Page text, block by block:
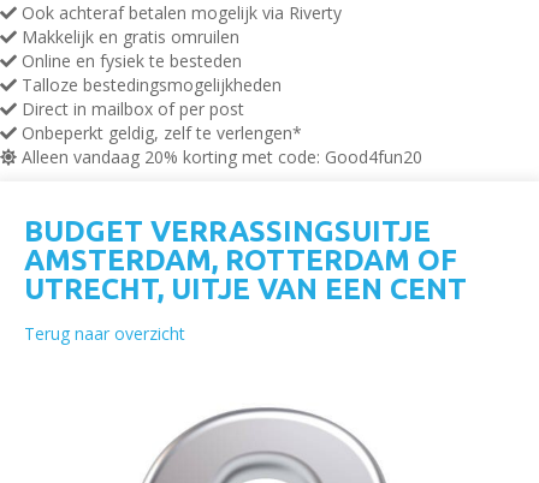
Ook achteraf betalen mogelijk via Riverty
Makkelijk en gratis omruilen
Online en fysiek te besteden
Talloze bestedingsmogelijkheden
Direct in mailbox of per post
Onbeperkt geldig, zelf te verlengen*
Alleen vandaag 20% korting met code: Good4fun20
BUDGET VERRASSINGSUITJE
AMSTERDAM, ROTTERDAM OF
UTRECHT, UITJE VAN EEN CENT
Terug naar overzicht